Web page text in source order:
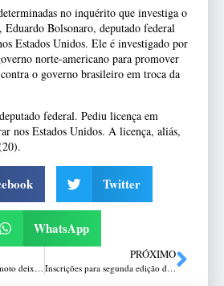
no inquérito que investiga o
Bolsonaro, deputado federal
Estados Unidos. Ele é investigado por
norte-americano para promover
o governo brasileiro em troca da
federal. Pediu licença em
nos Estados Unidos. A licença, aliás,
Twitter
WhatsApp
Acidente entre carro e moto deixa casal ferido em Passo Fundo
PRÓXIMO
Inscrições para segunda edição do CNU terminam neste domingo